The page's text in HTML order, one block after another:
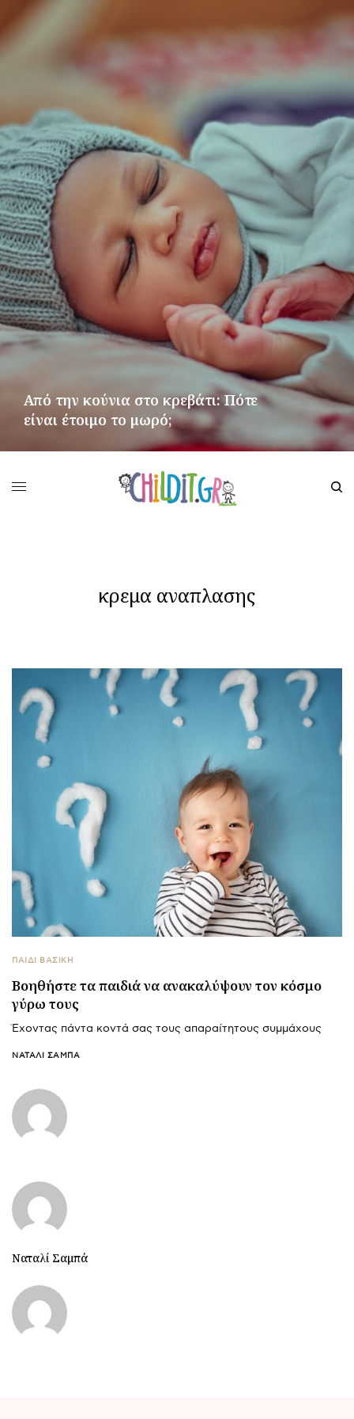
Από την κούνια στο κρεβάτι: Πότε
είναι έτοιμο το μωρό;
κρεμα αναπλασης
ΠΑΙΔΙ ΒΑΣΙΚΉ
Βοηθήστε τα παιδιά να ανακαλύψουν τον κόσμο
γύρω τους
Έχοντας πάντα κοντά σας τους απαραίτητους συμμάχους
ΝΑΤΑΛΊ ΣΑΜΠΆ
Ναταλί Σαμπά